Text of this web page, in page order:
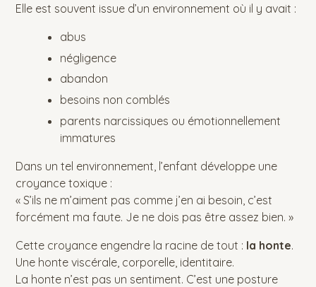
Elle est souvent issue d’un environnement où il y avait :
abus
négligence
abandon
besoins non comblés
parents narcissiques ou émotionnellement
immatures
Dans un tel environnement, l’enfant développe une
croyance toxique :
« S’ils ne m’aiment pas comme j’en ai besoin, c’est
forcément ma faute. Je ne dois pas être assez bien. »
Cette croyance engendre la racine de tout : la honte.
Une honte viscérale, corporelle, identitaire.
La honte n’est pas un sentiment. C’est une posture